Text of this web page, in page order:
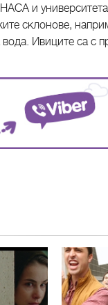
и
склонове,
Ивиците са с